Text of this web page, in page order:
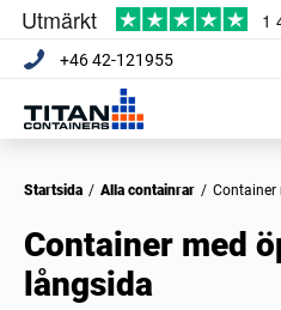
+46 42-121955
Startsida / Alla containrar /
Container med
långsida